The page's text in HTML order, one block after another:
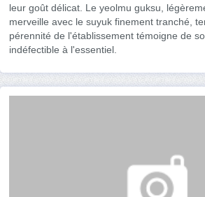
leur goût délicat. Le yeolmu guksu,
merveille avec le suyuk finement tranché,
pérennité de l'établissement témoigne de
indéfectible à l'essentiel.